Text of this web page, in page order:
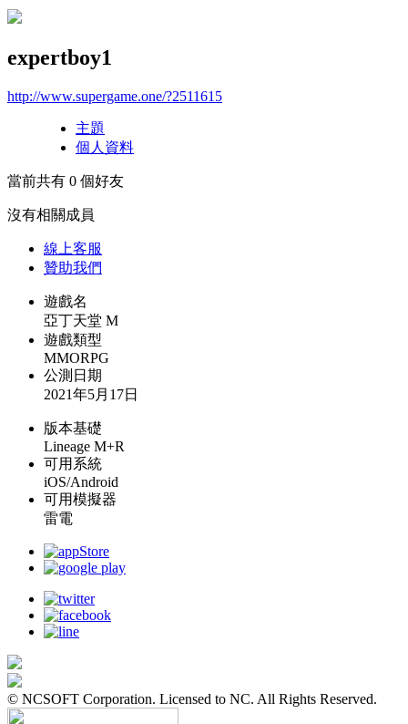
expertboy1
http://www.supergame.one/?2511615
主題
個人資料
當前共有 0 個好友
沒有相關成員
線上客服
贊助我們
遊戲名
亞丁天堂 M
遊戲類型
MMORPG
公測日期
2021年5月17日
版本基礎
Lineage M+R
可用系統
iOS/Android
可用模擬器
雷電
© NCSOFT Corporation. Licensed to NC. All Rights Reserved.